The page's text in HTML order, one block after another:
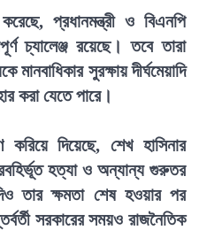
প্রধানমন্ত্রী ও বিএনপি
চ্যালেঞ্জ রয়েছে। তবে তারা
সুরক্ষায় দীর্ঘমেয়াদি
করা যেতে পারে।
করিয়ে দিয়েছে, শেখ হাসিনার
হত্যা ও অন্যান্য গুরুতর
তার ক্ষমতা শেষ হওয়ার পর
সরকারের সময়ও রাজনৈতিক